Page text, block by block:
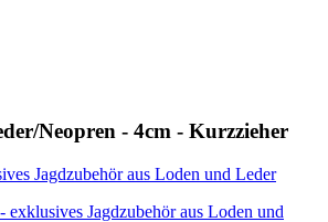
Neopren - 4cm - Kurzzieher
exklusives Jagdzubehör aus Loden und